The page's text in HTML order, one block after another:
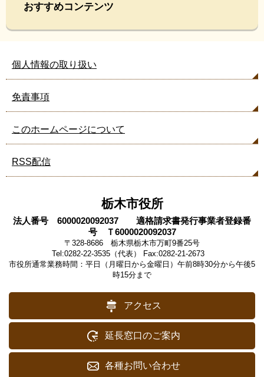
おすすめコンテンツ
個人情報の取り扱い
免責事項
このホームページについて
RSS配信
栃木市役所
法人番号 6000020092037 適格請求書発行事業者登録番
号 Ｔ6000020092037
〒328-8686 栃木県栃木市万町9番25号
Tel:0282-22-3535（代表） Fax:0282-21-2673
市役所通常業務時間：平日（月曜日から金曜日）午前8時30分から午後5
時15分まで
アクセス
延長窓口のご案内
各種お問い合わせ